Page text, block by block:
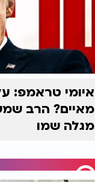
איומי טראמפ:
מאיים? הרב
מגלה שמו